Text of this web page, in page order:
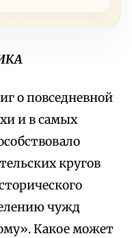
о повседневной
и в самых
кругов
чужд
Какое может